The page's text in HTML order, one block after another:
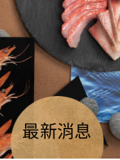
最新消息